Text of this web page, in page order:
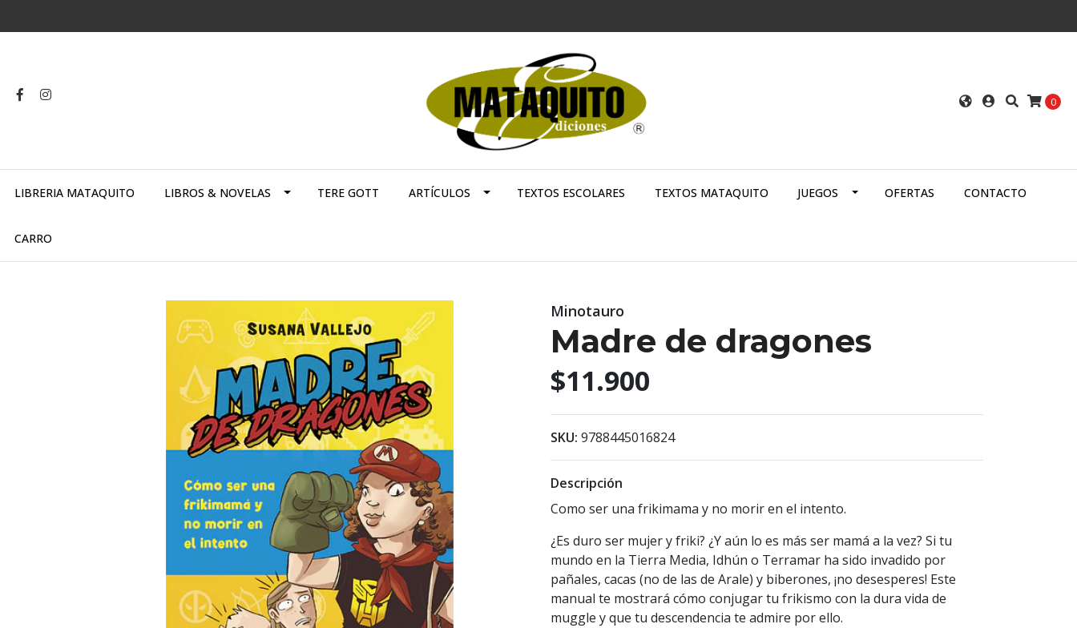
0
LIBRERIA MATAQUITO LIBROS & NOVELAS TERE GOTT ARTÍCULOS TEXTOS ESCOLARES TEXTOS MATAQUITO JUEGOS OFERTAS CONTACTO
CARRO
Minotauro
Madre de dragones
$11.900
SKU: 9788445016824
Descripción
Como ser una frikimama y no morir en el intento.
¿Es duro ser mujer y friki? ¿Y aún lo es más ser mamá a la vez? Si tu
mundo en la Tierra Media, Idhún o Terramar ha sido invadido por
pañales, cacas (no de las de Arale) y biberones, ¡no desesperes! Este
manual te mostrará cómo conjugar tu frikismo con la dura vida de
muggle y que tu descendencia te admire por ello.